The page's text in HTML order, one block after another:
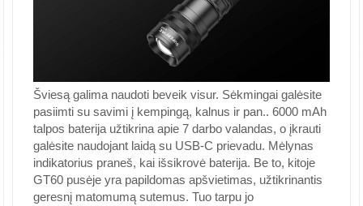
Šviesą galima naudoti beveik visur. Sėkmingai galėsite
pasiimti su savimi į kempingą, kalnus ir pan.. 6000 mAh
talpos baterija užtikrina apie 7 darbo valandas, o įkrauti
galėsite naudojant laidą su USB-C prievadu. Mėlynas
indikatorius praneš, kai išsikrovė baterija. Be to, kitoje
GT60 pusėje yra papildomas apšvietimas, užtikrinantis
geresnį matomumą sutemus. Tuo tarpu jo